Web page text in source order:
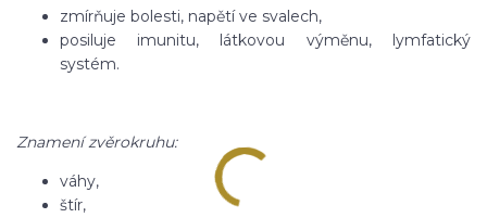
zmírňuje bolesti, napětí ve svalech,
posiluje imunitu, látkovou výměnu, lymfatický
systém.
Znamení zvěrokruhu:
váhy,
štír,